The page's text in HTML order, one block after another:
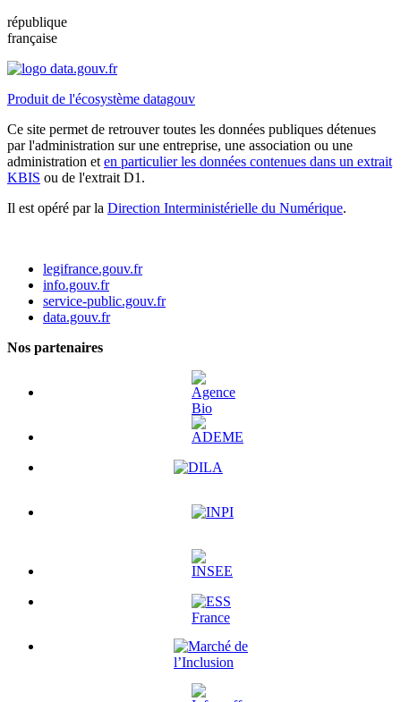
république
française
Produit de l'écosystème datagouv
Ce site permet de retrouver toutes les données publiques détenues
par l'administration sur une entreprise, une association ou une
administration et en particulier les données contenues dans un extrait
KBIS ou de l'extrait D1.
Il est opéré par la Direction Interministérielle du Numérique.
legifrance.gouv.fr
info.gouv.fr
service-public.gouv.fr
data.gouv.fr
Nos partenaires